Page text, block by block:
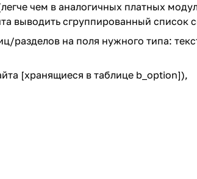
чем в аналогичных платных
выводить сгруппированный список
разделов на поля нужного типа:
[хранящиеся в таблице b_option]),